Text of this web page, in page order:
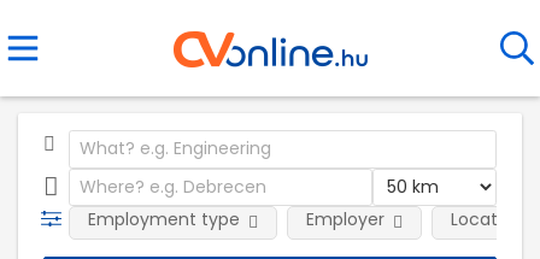
Employment type Employer Location